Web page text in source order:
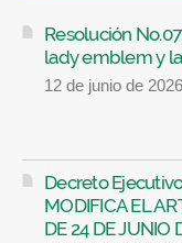
Resolución
lady emblem y
12 de junio de 2026
Decreto
MODIFICA EL
DE 24 DE JUNIO